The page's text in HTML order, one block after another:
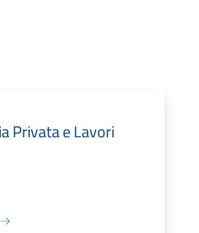
Privata e Lavori